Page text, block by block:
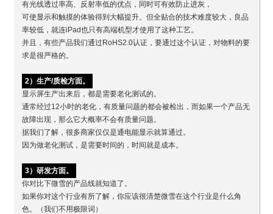
有光线透过率高、反射率低的优点，同时可有效防止进灰，
可使显示和触摸的体验得到大幅提升。但全贴合的技术难度较大，良品
率较低，就连iPad也只有高端机型才使用了这种工艺。
并且，有些产品我们通过RoHS2.0认证，要通过这个认证，对物料的要
求是很严格的。
2）生产/质检方面。
显示屏生产出来后，都是需要老化测试的。
通常经过12小时的老化，有质量问题的都会被检出，而如果一个产品无
故障出现，那么它大概率不会有质量问题。
据我们了解，很多商家仅仅是通电能显示就算通过。
因为做老化测试，是需要时间的，时间就是成本。
3）研发方面。
你对比下微雪的产品线就知道了。
如果你对这个行业有所了解，你应该很清楚微雪在这个行业是什么角
色。（我们不用极限词）